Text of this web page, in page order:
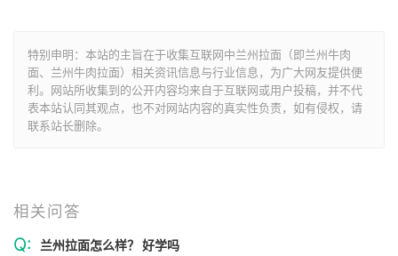
特别申明：本站的主旨在于收集互联网中兰州拉面（即兰州牛肉
面、兰州牛肉拉面）相关资讯信息与行业信息，为广大网友提供便
利。网站所收集到的公开内容均来自于互联网或用户投稿，并不代
表本站认同其观点，也不对网站内容的真实性负责，如有侵权，请
联系站长删除。
相关问答
Q: 兰州拉面怎么样？ 好学吗